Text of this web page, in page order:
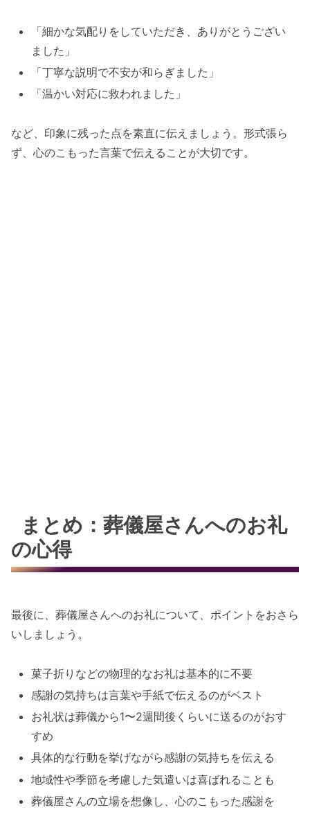
「細かな気配りをしていただき、ありがとうござい
ました」
「丁寧な説明で不安が和らぎました」
「温かい対応に救われました」
など、印象に残った点を素直に伝えましょう。形式張ら
ず、心のこもった言葉で伝えることが大切です。
まとめ：葬儀屋さんへのお礼
の心得
最後に、葬儀屋さんへのお礼について、ポイントをおさら
いしましょう。
菓子折りなどの物理的なお礼は基本的に不要
感謝の気持ちは言葉や手紙で伝えるのがベスト
お礼状は葬儀から1〜2週間後くらいに送るのがおす
すめ
具体的な行動を挙げながら感謝の気持ちを伝える
地域性や季節を考慮した気遣いは喜ばれることも
葬儀屋さんの立場を想像し、心のこもった感謝を